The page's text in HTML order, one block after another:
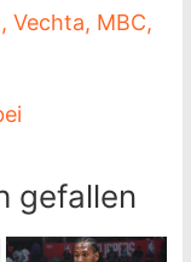
Vechta, MBC,
gefallen